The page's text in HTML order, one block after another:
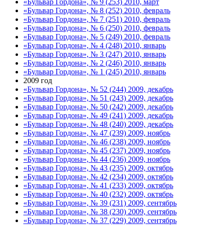
«Бульвар Гордона», № 8 (252) 2010, февраль
«Бульвар Гордона», № 7 (251) 2010, февраль
«Бульвар Гордона», № 6 (250) 2010, февраль
«Бульвар Гордона», № 5 (249) 2010, февраль
«Бульвар Гордона», № 4 (248) 2010, январь
«Бульвар Гордона», № 3 (247) 2010, январь
«Бульвар Гордона», № 2 (246) 2010, январь
«Бульвар Гордона», № 1 (245) 2010, январь
2009 год
«Бульвар Гордона», № 52 (244) 2009, декабрь
«Бульвар Гордона», № 51 (243) 2009, декабрь
«Бульвар Гордона», № 50 (242) 2009, декабрь
«Бульвар Гордона», № 49 (241) 2009, декабрь
«Бульвар Гордона», № 48 (240) 2009, декабрь
«Бульвар Гордона», № 47 (239) 2009, ноябрь
«Бульвар Гордона», № 46 (238) 2009, ноябрь
«Бульвар Гордона», № 45 (237) 2009, ноябрь
«Бульвар Гордона», № 44 (236) 2009, ноябрь
«Бульвар Гордона», № 43 (235) 2009, октябрь
«Бульвар Гордона», № 42 (234) 2009, октябрь
«Бульвар Гордона», № 41 (233) 2009, октябрь
«Бульвар Гордона», № 40 (232) 2009, октябрь
«Бульвар Гордона», № 39 (231) 2009, сентябрь
«Бульвар Гордона», № 38 (230) 2009, сентябрь
«Бульвар Гордона», № 37 (229) 2009, сентябрь